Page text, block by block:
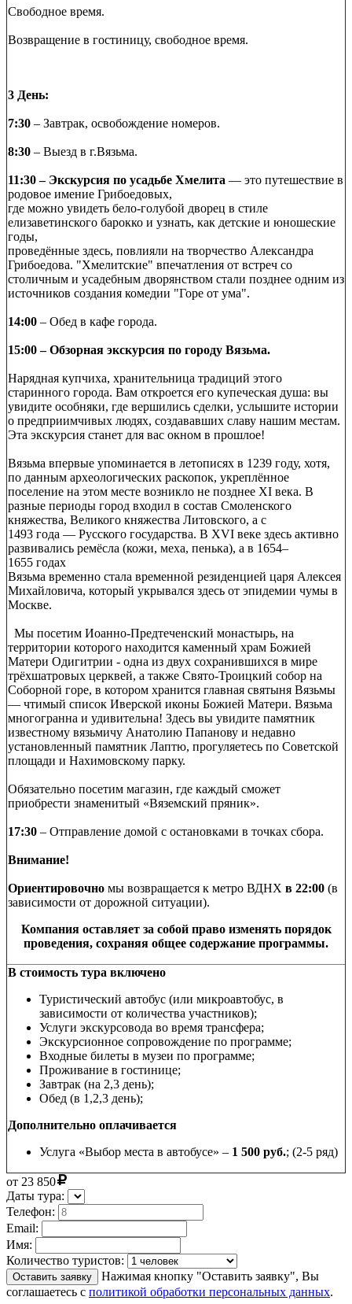
Свободное время.
Возвращение в гостиницу, свободное время.
3 День:
7:30 – Завтрак, освобождение номеров.
8:30 – Выезд в г.Вязьма.
11:30– Экскурсия по усадьбе Хмелита — это путешествие в
родовое имение Грибоедовых,
где можно увидеть бело-голубой дворец в стиле
елизаветинского барокко и узнать, как детские и юношеские
годы,
проведённые здесь, повлияли на творчество Александра
Грибоедова. "Хмелитские" впечатления от встреч со
столичным и усадебным дворянством стали позднее одним из
источников создания комедии "Горе от ума".
14:00 – Обед в кафе города.
15:00–Обзорная экскурсия по городу Вязьма.
Нарядная купчиха, хранительница традиций этого
старинного города. Вам откроется его купеческая душа: вы
увидите особняки, где вершились сделки, услышите истории
о предприимчивых людях, создававших славу нашим местам.
Эта экскурсия станет для вас окном в прошлое!
Вязьма впервые упоминается в летописях в 1239 году, хотя,
по данным археологических раскопок, укреплённое
поселение на этом месте возникло не позднее XI века. В
разные периоды город входил в состав Смоленского
княжества, Великого княжества Литовского, а с
1493 года — Русского государства. В XVI веке здесь активно
развивались ремёсла (кожи, меха, пенька), а в 1654–
1655 годах
Вязьма временно стала временной резиденцией царя Алексея
Михайловича, который укрывался здесь от эпидемии чумы в
Москве.
Мы посетим Иоанно-Предтеченский монастырь, на
территории которого находится каменный храм Божией
Матери Одигитрии - одна из двух сохранившихся в мире
трёхшатровых церквей, а также Свято-Троицкий собор на
Соборной горе, в котором хранится главная святыня Вязьмы
— чтимый список Иверской иконы Божией Матери. Вязьма
многогранна и удивительна! Здесь вы увидите памятник
известному вязьмичу Анатолию Папанову и недавно
установленный памятник Лаптю, прогуляетесь по Советской
площади и Нахимовскому парку.
Обязательно посетим магазин, где каждый сможет
приобрести знаменитый «Вяземский пряник».
17:30 – Отправление домой с остановками в точках сбора.
Внимание!
Ориентировочно мы возвращается к метро ВДНХ в 22:00 (в
зависимости от дорожной ситуации).
Компания оставляет за собой право изменять порядок
проведения, сохраняя общее содержание программы.
В стоимость тура включено
Туристический автобус (или микроавтобус, в
зависимости от количества участников);
Услуги экскурсовода во время трансфера;
Экскурсионное сопровождение по программе;
Входные билеты в музеи по программе;
Проживание в гостинице;
Завтрак (на 2,3 день);
Обед (в 1,2,3 день);
Дополнительно оплачивается
Услуга «Выбор места в автобусе» – 1 500 руб.; (2-5 ряд)
от 23 850
Даты тура:
Телефон:
Email:
Имя:
Количество туристов:
Оставить заявку
Нажимая кнопку "Оставить заявку", Вы
соглашаетесь с политикой обработки персональных данных.